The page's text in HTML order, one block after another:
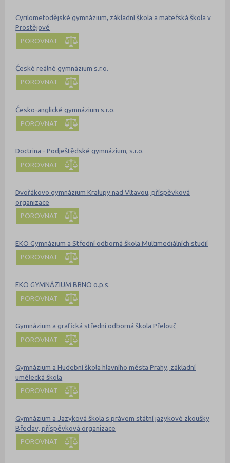
Cyrilometodějské gymnázium, základní škola a mateřská škola v
Prostějově
POROVNAT
České reálné gymnázium s.r.o.
POROVNAT
Česko-anglické gymnázium s.r.o.
POROVNAT
Doctrina - Podještědské gymnázium, s.r.o.
POROVNAT
Dvořákovo gymnázium Kralupy nad Vltavou, příspěvková
organizace
POROVNAT
EKO Gymnázium a Střední odborná škola Multimediálních studií
POROVNAT
EKO GYMNÁZIUM BRNO o.p.s.
POROVNAT
Gymnázium a grafická střední odborná škola Přelouč
POROVNAT
Gymnázium a Hudební škola hlavního města Prahy, základní
umělecká škola
POROVNAT
Gymnázium a Jazyková škola s právem státní jazykové zkoušky
Břeclav, příspěvková organizace
POROVNAT